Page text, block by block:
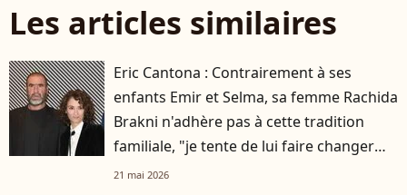
Les articles similaires
Eric Cantona : Contrairement à ses
enfants Emir et Selma, sa femme Rachida
Brakni n'adhère pas à cette tradition
familiale, "je tente de lui faire changer
d'avis"
21 mai 2026